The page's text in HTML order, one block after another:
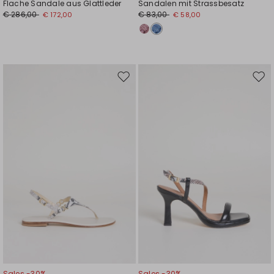
Flache Sandale aus Glattleder
€ 286,00 € 172,00
Sandalen mit Strassbesatz
€ 83,00 € 58,00
Auf
Auf